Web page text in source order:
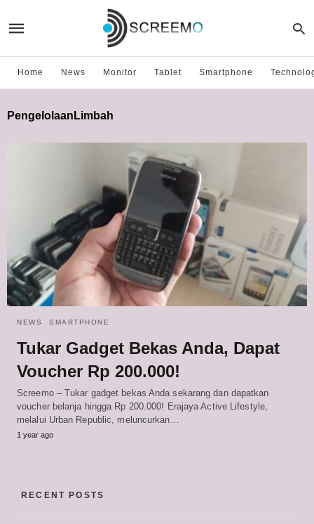
Home News Monitor Tablet Smartphone
PengelolaanLimbah
NEWS SMARTPHONE
Tukar Gadget Bekas Anda, Dapat
Voucher Rp 200.000!
Screemo – Tukar gadget bekas Anda sekarang dan dapatkan
voucher belanja hingga Rp 200.000! Erajaya Active Lifestyle,
melalui Urban Republic, meluncurkan…
1 year ago
RECENT POSTS